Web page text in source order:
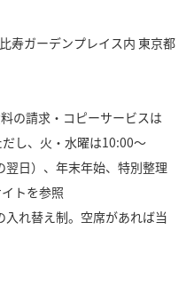
寿ガーデンプレイス内 東京都
の請求・コピーサービスは
し、火・水曜は10:00〜
日）、年末年始、特別整理
トを参照
れ替え制。空席があれば当